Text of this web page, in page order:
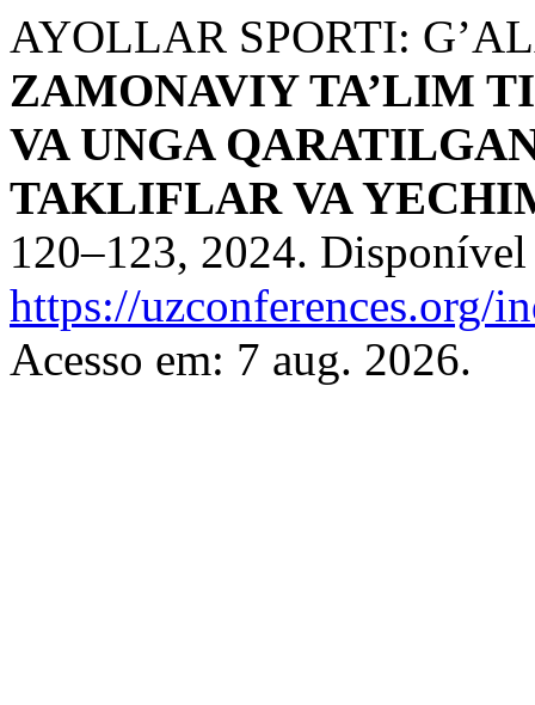
AYOLLAR SPORTI:
ZAMONAVIY TA’LIM
VA UNGA
TAKLIFLAR VA
120–123, 2024.
https://uzconferences.org/
Acesso em: 7 aug. 2026.